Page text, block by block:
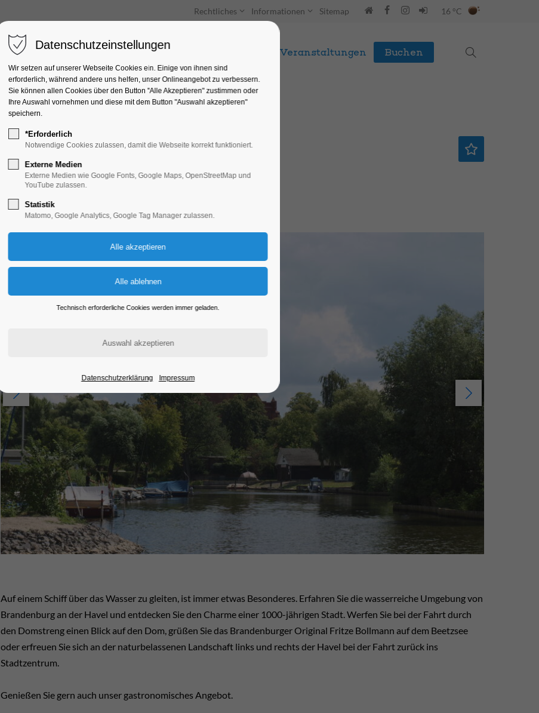
Rechtliches Informationen Sitemap 16 °C
Unterkünfte Entdecken & Erleben Veranstaltungen Buchen
Stadtrundfahrt
Schiffrundfahrt
18.07.2025, 14:00–16:00
Auf einem Schiff über das Wasser zu gleiten, ist immer etwas Besonderes. Erfahren Sie die wasserreiche Umgebung von
Brandenburg an der Havel und entdecken Sie den Charme einer 1000-jährigen Stadt. Werfen Sie bei der Fahrt durch
den Domstreng einen Blick auf den Dom, grüßen Sie das Brandenburger Original Fritze Bollmann auf dem Beetzsee
oder erfreuen Sie sich an der naturbelassenen Landschaft links und rechts der Havel bei der Fahrt zurück ins
Stadtzentrum.
Genießen Sie gern auch unser gastronomisches Angebot.
Datenschutzeinstellungen
Wir setzen auf unserer Webseite Cookies ein. Einige von ihnen sind
erforderlich, während andere uns helfen, unser Onlineangebot zu verbessern.
Sie können allen Cookies über den Button "Alle Akzeptieren" zustimmen oder
Ihre Auswahl vornehmen und diese mit dem Button "Auswahl akzeptieren"
speichern.
*Erforderlich
Notwendige Cookies zulassen, damit die Webseite korrekt funktioniert.
Externe Medien
Externe Medien wie Google Fonts, Google Maps, OpenStreetMap und
YouTube zulassen.
Statistik
Matomo, Google Analytics, Google Tag Manager zulassen.
Technisch erforderliche Cookies werden immer geladen.
Datenschutzerklärung Impressum